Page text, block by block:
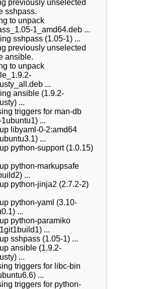
previously unselected
sshpass.
to unpack
1_amd64.deb ...
sshpass (1.05-1) ...
previously unselected
ansible.
to unpack
...
ansible (1.9.2-
...
triggers for man-db
...
libyaml-0-2:amd64
...
python-support (1.0.15)
python-markupsafe
...
python-jinja2 (2.7.2-2)
python-yaml (3.10-
...
python-paramiko
...
sshpass (1.05-1) ...
ansible (1.9.2-
...
triggers for libc-bin
...
triggers for python-